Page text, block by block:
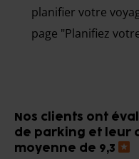
planifier votre
page "Planifiez
Nos clients ont
de parking et leur
moyenne de 9,3